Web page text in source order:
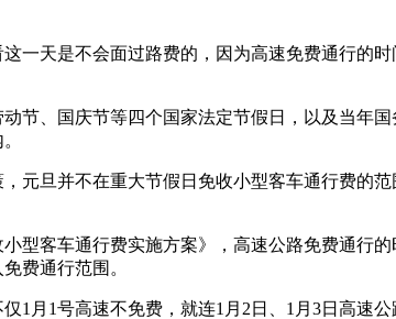
一天是不会面过路费的，因为高速免费通行的
节、国庆节等四个国家法定节假日，以及当年
元旦并不在重大节假日免收小型客车通行费的
型客车通行费实施方案》，高速公路免费通行
费通行范围。
月1号高速不免费，就连1月2日、1月3日高速公